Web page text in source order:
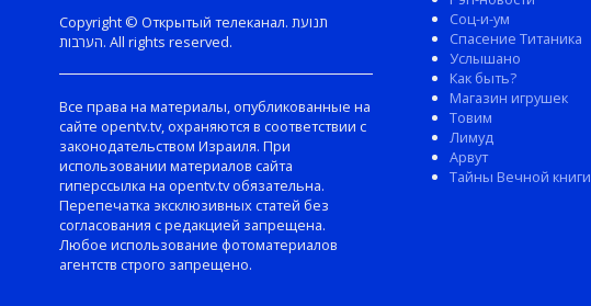
Copyright © Открытый телеканал. תנועת
הערבות. All rights reserved.
Все права на материалы, опубликованные на
сайте opentv.tv, охраняются в соответствии с
законодательством Израиля. При
использовании материалов сайта
гиперссылка на opentv.tv обязательна.
Перепечатка эксклюзивных статей без
согласования с редакцией запрещена.
Любое использование фотоматериалов
агентств строго запрещено.
Соц-и-ум
Спасение Титаника
Услышано
Как быть?
Магазин игрушек
Товим
Лимуд
Арвут
Тайны Вечной книги